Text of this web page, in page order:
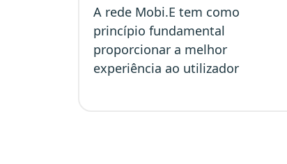
A rede Mobi.E tem como
princípio fundamental
proporcionar a melhor
experiência ao utilizador